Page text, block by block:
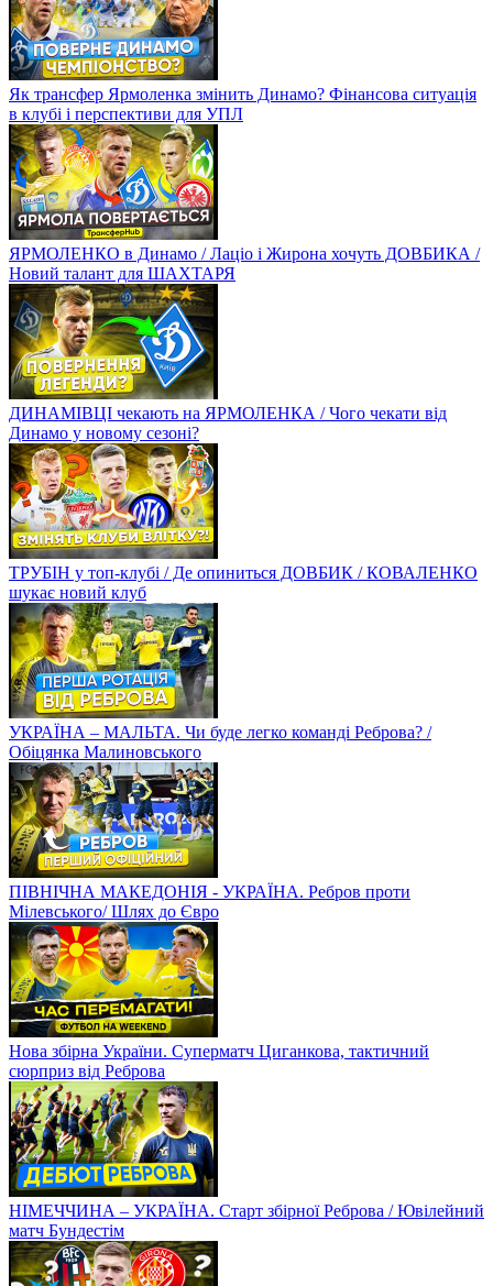
Як трансфер Ярмоленка змінить Динамо? Фінансова ситуація
в клубі і перспективи для УПЛ
ЯРМОЛЕНКО в Динамо / Лаціо і Жирона хочуть ДОВБИКА /
Новий талант для ШАХТАРЯ
ДИНАМІВЦІ чекають на ЯРМОЛЕНКА / Чого чекати від
Динамо у новому сезоні?
ТРУБІН у топ-клубі / Де опиниться ДОВБИК / КОВАЛЕНКО
шукає новий клуб
УКРАЇНА – МАЛЬТА. Чи буде легко команді Реброва? /
Обіцянка Малиновського
ПІВНІЧНА МАКЕДОНІЯ - УКРАЇНА. Ребров проти
Мілевського/ Шлях до Євро
Нова збірна України. Суперматч Циганкова, тактичний
сюрприз від Реброва
НІМЕЧЧИНА – УКРАЇНА. Старт збірної Реброва / Ювілейний
матч Бундестім